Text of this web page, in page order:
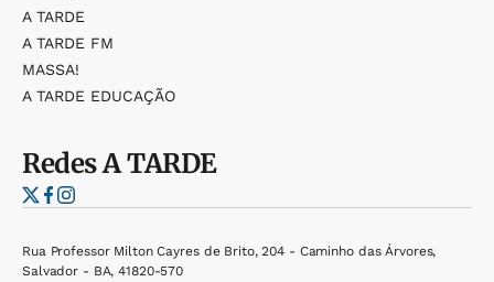
A TARDE
A TARDE FM
MASSA!
A TARDE EDUCAÇÃO
RedesA TARDE
Rua Professor Milton Cayres de Brito, 204 - Caminho das Árvores,
Salvador - BA, 41820-570